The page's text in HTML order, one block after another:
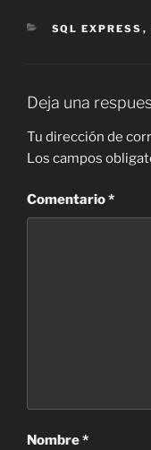
CATEGORÍAS
SQL EXPRESS ,
Deja una
Tu dirección de
Los campos
Comentario*
Nombre*